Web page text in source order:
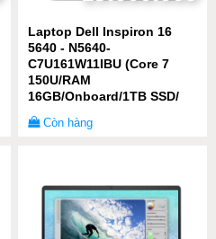
Laptop Dell Inspiron 16
5640 - N5640-
C7U161W11IBU (Core 7
150U/RAM
16GB/Onboard/1TB SSD/
Còn hàng